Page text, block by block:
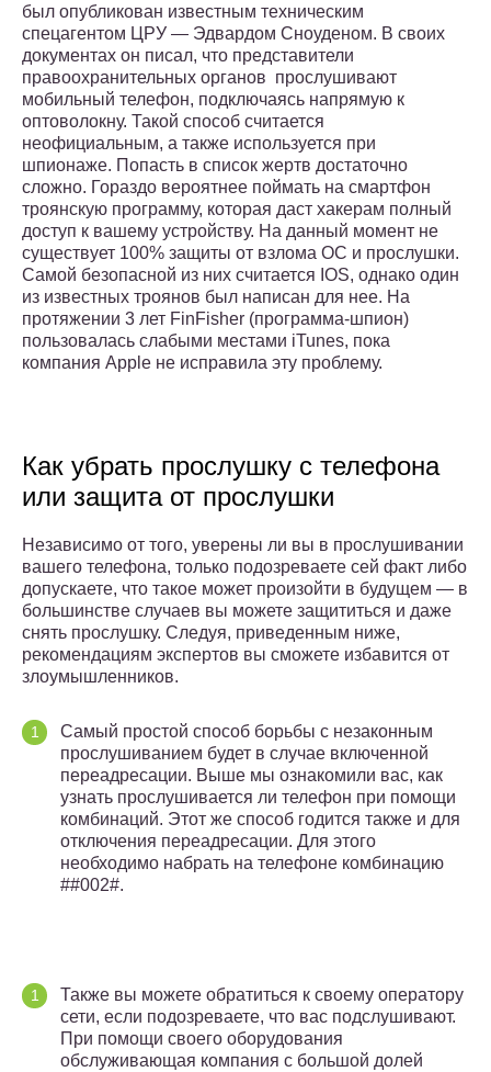
был опубликован известным техническим
спецагентом ЦРУ — Эдвардом Сноуденом. В своих
документах он писал, что представители
правоохранительных органов прослушивают
мобильный телефон, подключаясь напрямую к
оптоволокну. Такой способ считается
неофициальным, а также используется при
шпионаже. Попасть в список жертв достаточно
сложно. Гораздо вероятнее поймать на смартфон
троянскую программу, которая даст хакерам полный
доступ к вашему устройству. На данный момент не
существует 100% защиты от взлома ОС и прослушки.
Самой безопасной из них считается IOS, однако один
из известных троянов был написан для нее. На
протяжении 3 лет FinFisher (программа-шпион)
пользовалась слабыми местами iTunes, пока
компания Apple не исправила эту проблему.
Как убрать прослушку с телефона
или защита от прослушки
Независимо от того, уверены ли вы в прослушивании
вашего телефона, только подозреваете сей факт либо
допускаете, что такое может произойти в будущем — в
большинстве случаев вы можете защититься и даже
снять прослушку. Следуя, приведенным ниже,
рекомендациям экспертов вы сможете избавится от
злоумышленников.
Самый простой способ борьбы с незаконным
прослушиванием будет в случае включенной
переадресации. Выше мы ознакомили вас, как
узнать прослушивается ли телефон при помощи
комбинаций. Этот же способ годится также и для
отключения переадресации. Для этого
необходимо набрать на телефоне комбинацию
##002#.
Также вы можете обратиться к своему оператору
сети, если подозреваете, что вас подслушивают.
При помощи своего оборудования
обслуживающая компания с большой долей